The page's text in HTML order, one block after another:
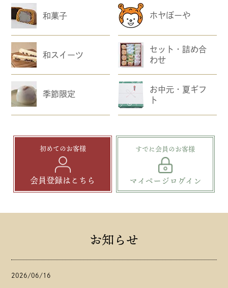
和菓子 ホヤぼーや
和スイーツ
セット・詰め合
わせ
季節限定
お中元・夏ギフ
ト
初めてのお客様
会員登録はこちら
すでに会員のお客様
マイページログイン
お知らせ
2026/06/16